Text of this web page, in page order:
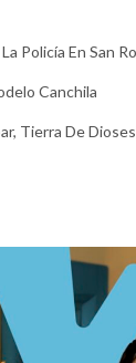
Policía En San
Canchila
Tierra De